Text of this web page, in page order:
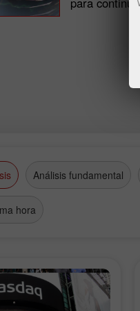
Análisis fundamental
hora